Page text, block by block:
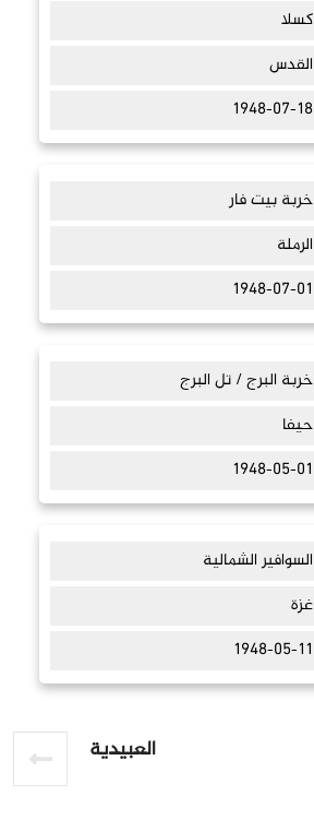
كسلا
القدس
1948-07-18
خربة بيت فار
الرملة
1948-07-01
خربة البرج / تل البرج
حيفا
1948-05-01
السوافير الشمالية
غزة
1948-05-11
العبيدية